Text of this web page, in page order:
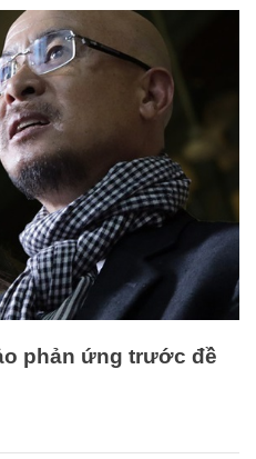
phản ứng trước đề